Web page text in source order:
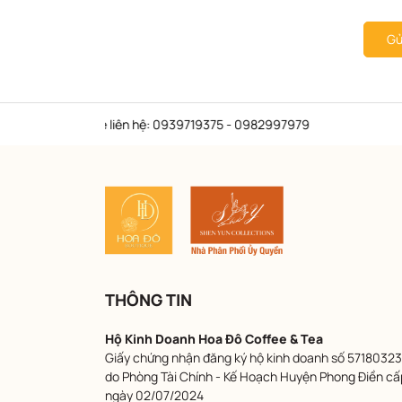
liên hệ: 0939719375 - 0982997979
THÔNG TIN
Hộ Kinh Doanh Hoa Đô Coffee & Tea
Giấy chứng nhận đăng ký hộ kinh doanh số
do Phòng Tài Chính - Kế Hoạch Huyện Phong Điền
ngày 02/07/2024